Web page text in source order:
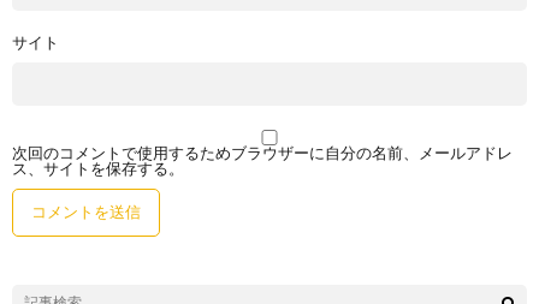
サイト
次回のコメントで使用するためブラウザーに自分の名前、メールアドレ
ス、サイトを保存する。